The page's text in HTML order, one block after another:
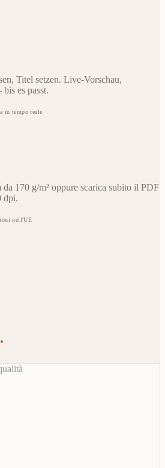
Titel setzen. Live-Vorschau,
es passt.
in tempo reale
170 g/m² oppure scarica subito il PDF
dpi.
nell'UE